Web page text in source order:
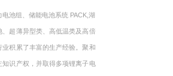
池组、储能电池系统 PACK,湖
超薄异型类、高低温类及高倍
积累了丰富的生产经验。聚和
识产权，并取得多项锂离子电